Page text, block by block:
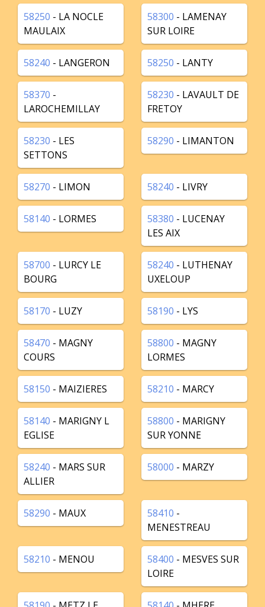
58250 - LA NOCLE
MAULAIX
58300 - LAMENAY
SUR LOIRE
58240 - LANGERON 58250 - LANTY
58370 -
LAROCHEMILLAY
58230 - LAVAULT DE
FRETOY
58230 - LES
SETTONS
58290 - LIMANTON
58270 - LIMON 58240 - LIVRY
58140 - LORMES 58380 - LUCENAY
LES AIX
58700 - LURCY LE
BOURG
58240 - LUTHENAY
UXELOUP
58170 - LUZY 58190 - LYS
58470 - MAGNY
COURS
58800 - MAGNY
LORMES
58150 - MAIZIERES 58210 - MARCY
58140 - MARIGNY L
EGLISE
58800 - MARIGNY
SUR YONNE
58240 - MARS SUR
ALLIER
58000 - MARZY
58290 - MAUX 58410 -
MENESTREAU
58210 - MENOU 58400 - MESVES SUR
LOIRE